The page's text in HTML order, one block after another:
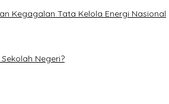
Kegagalan Tata Kelola Energi Nasional
Negeri?